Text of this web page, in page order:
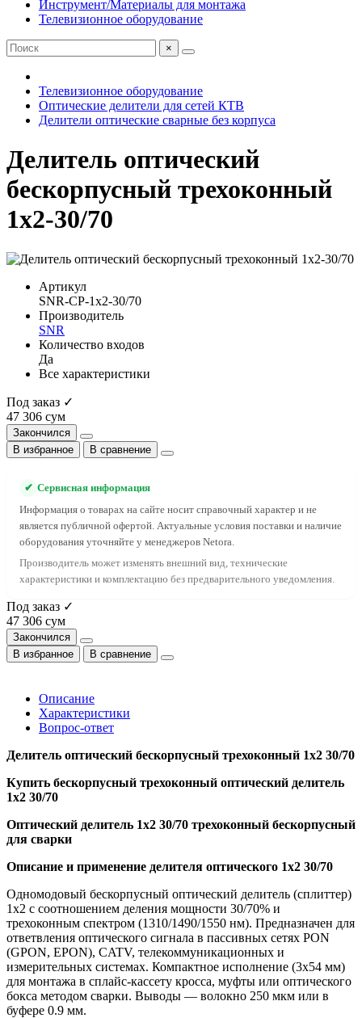
Инструмент/Материалы для монтажа
Телевизионное оборудование
×
Телевизионное оборудование
Оптические делители для сетей КТВ
Делители оптические сварные без корпуса
Делитель оптический
бескорпусный трехоконный
1х2-30/70
Артикул
SNR-CP-1x2-30/70
Производитель
SNR
Количество входов
Да
Все характеристики
Под заказ ✓
47 306 сум
Закончился
В избранное
В сравнение
✔ Сервисная информация
Информация о товарах на сайте носит справочный характер и не
является публичной офертой. Актуальные условия поставки и наличие
оборудования уточняйте у менеджеров Netora.
Производитель может изменять внешний вид, технические
характеристики и комплектацию без предварительного уведомления.
Под заказ ✓
47 306 сум
Закончился
В избранное
В сравнение
Описание
Характеристики
Вопрос-ответ
Делитель оптический бескорпусный трехоконный 1х2 30/70
Купить бескорпусный трехоконный оптический делитель
1х2 30/70
Оптический делитель 1х2 30/70 трехоконный бескорпусный
для сварки
Описание и применение делителя оптического 1х2 30/70
Одномодовый бескорпусный оптический делитель (сплиттер)
1х2 с соотношением деления мощности 30/70% и
трехоконным спектром (1310/1490/1550 нм). Предназначен для
ответвления оптического сигнала в пассивных сетях PON
(GPON, EPON), CATV, телекоммуникационных и
измерительных системах. Компактное исполнение (3x54 мм)
для монтажа в сплайс-кассету кросса, муфты или оптического
бокса методом сварки. Выводы — волокно 250 мкм или в
буфере 0.9 мм.